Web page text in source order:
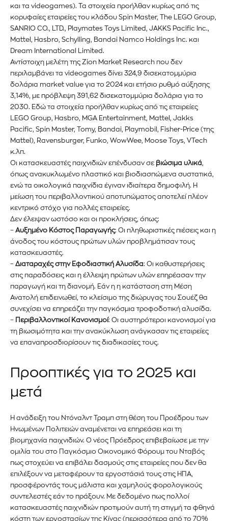
και τα videogames). Τα στοιχεία προήλθαν κυρίως από τις
κορυφαίες εταιρείες του κλάδου Spin Master, The LEGO Group,
SANRIO CO., LTD., Playmates Toys Limited, JAKKS Pacific Inc.,
Mattel, Hasbro, Schylling, Bandai Namco Holdings Inc. και
Dream International Limited.
Αντίστοιχη μελέτη της Zion Market Research που δεν
περιλαμβάνει τα videogames δίνει 324,9 δισεκατομμύρια
δολάρια market value για το 2024 και ετήσιο ρυθμό αύξησης
3,14%, με πρόβλεψη 391,62 δισεκατομμύρια δολάρια για το
2030. Εδώ τα στοιχεία προήλθαν κυρίως από τις εταιρείες
LEGO Group, Hasbro, MGA Entertainment, Mattel, Jakks
Pacific, Spin Master, Tomy, Bandai, Playmobil, Fisher-Price (της
Mattel), Ravensburger, Funko, WowWee, Moose Toys, VTech
κ.λπ.
Οι κατασκευαστές παιχνιδιών επένδυσαν σε βιώσιμα υλικά,
όπως ανακυκλωμένο πλαστικό και βιοδιασπώμενα συστατικά,
ενώ τα οικολογικά παιχνίδια έγιναν ιδιαίτερα δημοφιλή. Η
μείωση του περιβαλλοντικού αποτυπώματος αποτελεί πλέον
κεντρικό στόχο για πολλές εταιρείες.
Δεν έλειψαν ωστόσο και οι προκλήσεις, όπως:
– Αυξημένο Κόστος Παραγωγής: Οι πληθωριστικές πιέσεις και η
άνοδος του κόστους πρώτων υλών προβλημάτισαν τους
κατασκευαστές.
– Διαταραχές στην Εφοδιαστική Αλυσίδα: Οι καθυστερήσεις
στις παραδόσεις και η έλλειψη πρώτων υλών επηρέασαν την
παραγωγή και τη διανομή. Εάν η η κατάσταση στη Μέση
Ανατολή επιδεινωθεί, το κλείσιμο της διώρυγας του Σουέζ θα
συνεχίσει να επηρεάζει την παγκόσμια τροφοδοτική αλυσίδα.
–
Περιβαλλοντικοί Κανονισμοί: Οι αυστηρότεροι κανονισμοί για
τη βιωσιμότητα και την ανακύκλωση ανάγκασαν τις εταιρείες
να επαναπροσδιορίσουν τις διαδικασίες τους.
Προοπτικές για το 2025 και
μετά
Η ανάδειξη του Ντόναλντ Τραμπ στη θέση του Προέδρου των
Ηνωμένων Πολιτειών αναμένεται να επηρεάσει και τη
βιομηχανία παιχνιδιών. Ο νέος Πρόεδρος επιβεβαίωσε με την
ομιλία του στο Παγκόσμιο Οικονομικό Φόρουμ του Νταβός
πως στοχεύει να επιβάλει δασμούς στις εταιρείες που δεν θα
επιλέξουν να μεταφέρουν τα εργοστάσιά τους στις ΗΠΑ,
προσφέροντάς τους μάλιστα και χαμηλούς φορολογικούς
συντελεστές εάν το πράξουν. Με δεδομένο πως πολλοί
κατασκευαστές παιχνιδιών προτιμούν αυτή τη στιγμή τα φθηνά
κόστη των εργοστασίων της Κίνας (περισσότερα από το 70%